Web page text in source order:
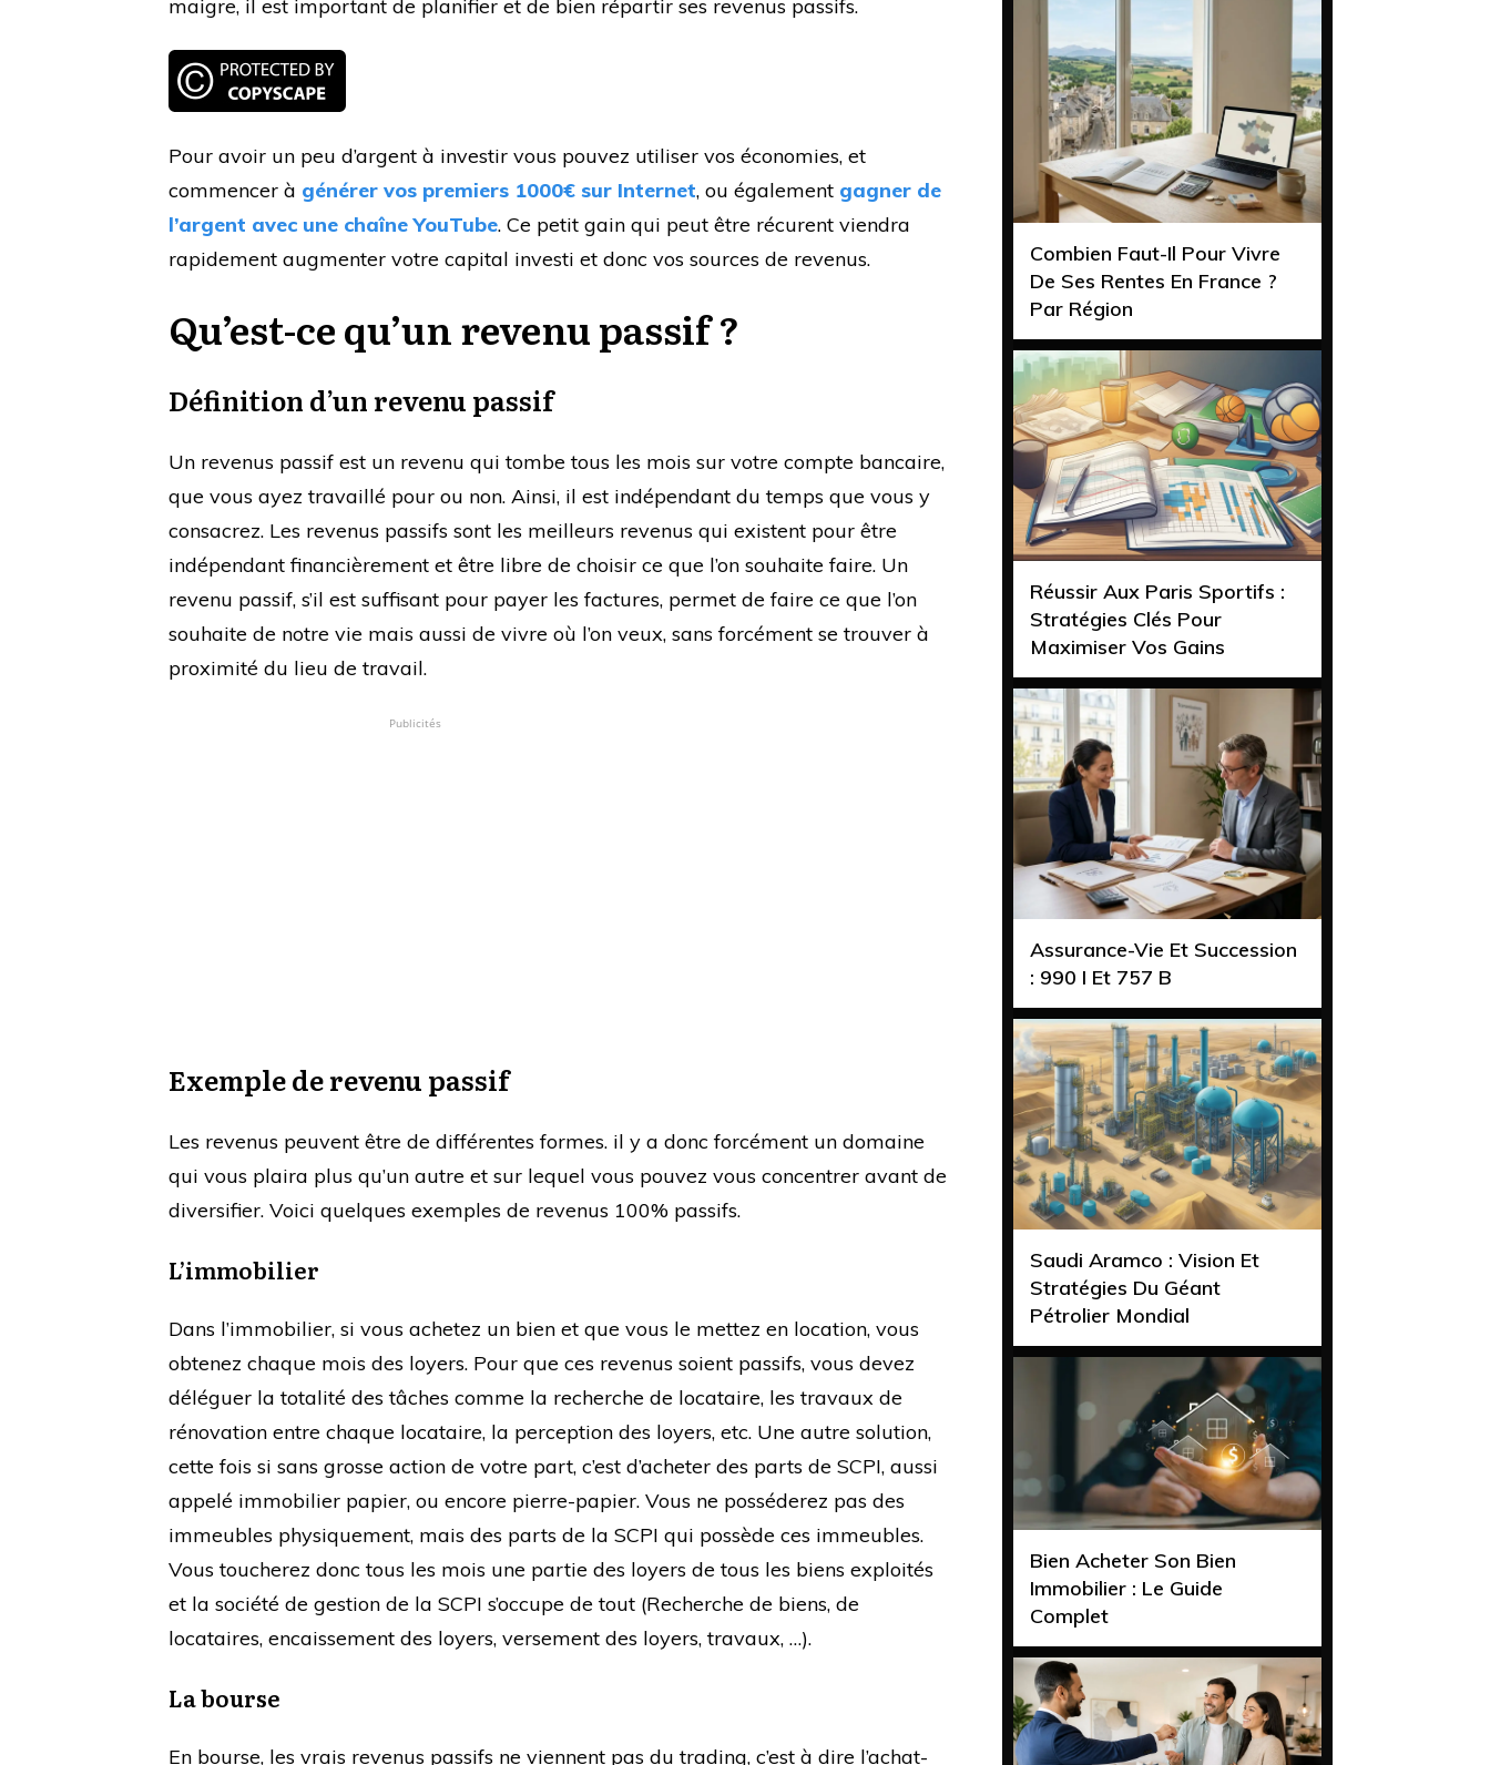
maigre, il est important de planifier et de bien répartir ses revenus passifs.
Pour avoir un peu d’argent à investir vous pouvez utiliser vos économies, et
commencer à générer vos premiers 1000€ sur Internet, ou également gagner de
l’argent avec une chaîne YouTube. Ce petit gain qui peut être récurent viendra
rapidement augmenter votre capital investi et donc vos sources de revenus.
Qu’est-ce qu’un revenu passif ?
Définition d’un revenu passif
Un revenus passif est un revenu qui tombe tous les mois sur votre compte bancaire,
que vous ayez travaillé pour ou non. Ainsi, il est indépendant du temps que vous y
consacrez. Les revenus passifs sont les meilleurs revenus qui existent pour être
indépendant financièrement et être libre de choisir ce que l’on souhaite faire. Un
revenu passif, s’il est suffisant pour payer les factures, permet de faire ce que l’on
souhaite de notre vie mais aussi de vivre où l’on veux, sans forcément se trouver à
proximité du lieu de travail.
Publicités
Exemple de revenu passif
Les revenus peuvent être de différentes formes. il y a donc forcément un domaine
qui vous plaira plus qu’un autre et sur lequel vous pouvez vous concentrer avant de
diversifier. Voici quelques exemples de revenus 100% passifs.
L’immobilier
Dans l’immobilier, si vous achetez un bien et que vous le mettez en location, vous
obtenez chaque mois des loyers. Pour que ces revenus soient passifs, vous devez
déléguer la totalité des tâches comme la recherche de locataire, les travaux de
rénovation entre chaque locataire, la perception des loyers, etc. Une autre solution,
cette fois si sans grosse action de votre part, c’est d’acheter des parts de SCPI, aussi
appelé immobilier papier, ou encore pierre-papier. Vous ne posséderez pas des
immeubles physiquement, mais des parts de la SCPI qui possède ces immeubles.
Vous toucherez donc tous les mois une partie des loyers de tous les biens exploités
et la société de gestion de la SCPI s’occupe de tout (Recherche de biens, de
locataires, encaissement des loyers, versement des loyers, travaux, …).
La bourse
En bourse, les vrais revenus passifs ne viennent pas du trading, c’est à dire l’achat-
Combien Faut-Il Pour Vivre
De Ses Rentes En France ?
Par Région
Réussir Aux Paris Sportifs :
Stratégies Clés Pour
Maximiser Vos Gains
Assurance-Vie Et Succession
: 990 I Et 757 B
Saudi Aramco : Vision Et
Stratégies Du Géant
Pétrolier Mondial
Bien Acheter Son Bien
Immobilier : Le Guide
Complet